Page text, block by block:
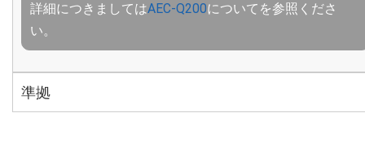
詳細につきましてはAEC-Q200についてを参照くださ
い。
準拠